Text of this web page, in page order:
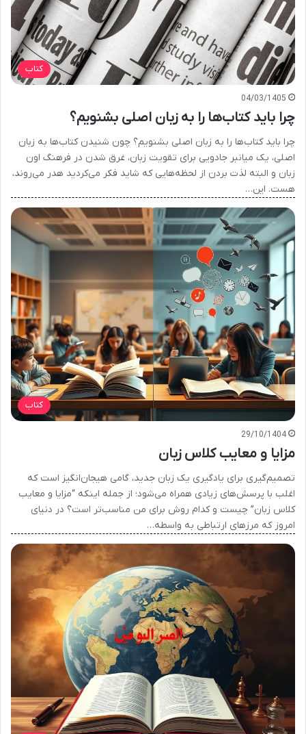
کتاب
04/03/1405
چرا باید کتاب‌ها را به زبان اصلی بشنویم؟
چرا باید کتاب‌ها را به زبان اصلی بشنویم؟ چون شنیدن کتاب‌ها به زبان
اصلی، یک میانبر جادویی برای تقویت زبان، غرق شدن در فرهنگ اون
زبان و البته لذت بردن از لحظه‌هایی که شاید فکر می‌کردید هدر می‌روند،
هست. این…
کتاب
29/10/1404
مزایا و معایب کلاس زبان
تصمیم‌گیری برای یادگیری یک زبان جدید، گامی هیجان‌انگیز است که
اغلب با پرسش‌های زیادی همراه می‌شود؛ از جمله اینکه “مزایا و معایب
کلاس زبان” چیست و کدام روش برای من مناسب‌تر است؟ در دنیای
امروز که مرزهای ارتباطی به واسطه…